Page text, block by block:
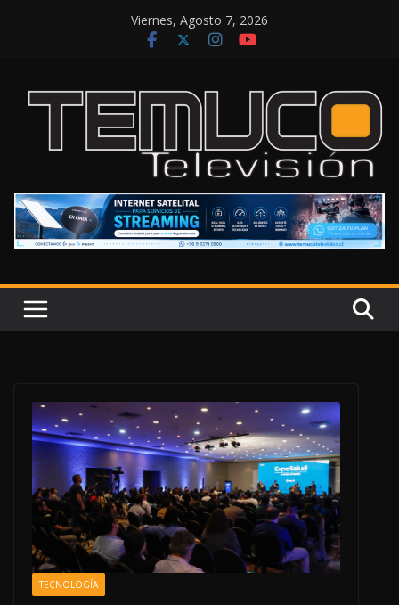
Viernes, Agosto 7, 2026
TECNOLOGÍA